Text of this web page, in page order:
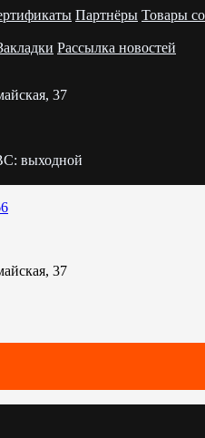
Партнёры Товары
Рассылка новостей
37
выходной
37